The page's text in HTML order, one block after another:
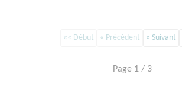
«« Début « Précédent » Suivant
Page 1 / 3